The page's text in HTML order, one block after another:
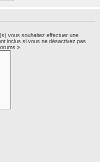
vous souhaitez effectuer une
inclus si vous ne désactivez pas
».